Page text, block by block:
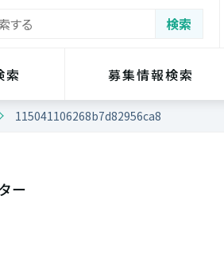
索 募集情報検索
115041106268b7d82956ca8
ー